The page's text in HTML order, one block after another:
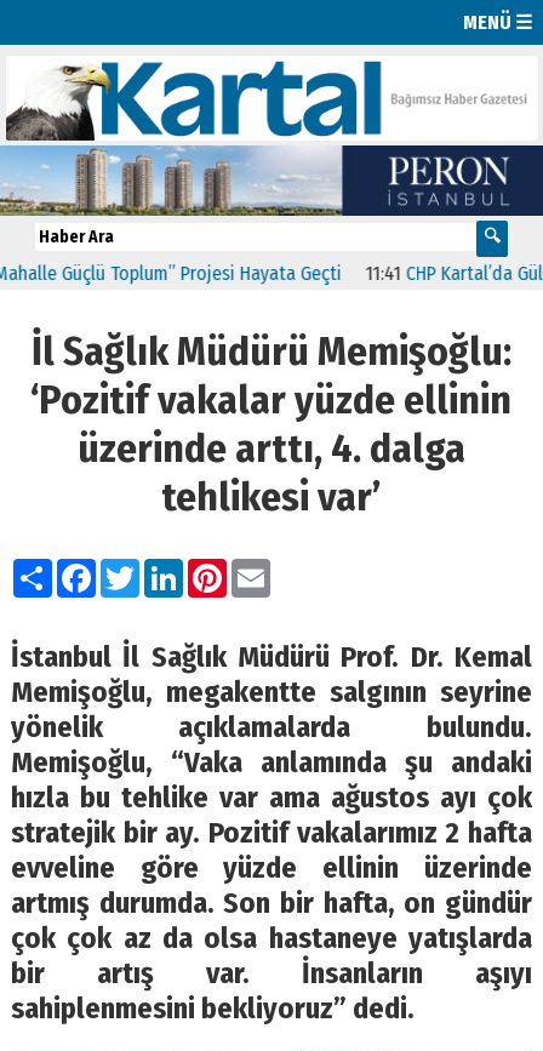
MENÜ ☰
Güçlü Toplum” Projesi Hayata Geçti 11:41 CHP Kartal’da Gülşen
İl Sağlık Müdürü Memişoğlu:
‘Pozitif vakalar yüzde ellinin
üzerinde arttı, 4. dalga
tehlikesi var’
PaylaşFacebook
TwitterLinkedIn
Pinterest
Email
İstanbul İl Sağlık Müdürü Prof. Dr. Kemal
Memişoğlu, megakentte salgının seyrine
yönelik açıklamalarda bulundu.
Memişoğlu, “Vaka anlamında şu andaki
hızla bu tehlike var ama ağustos ayı çok
stratejik bir ay. Pozitif vakalarımız 2 hafta
evveline göre yüzde ellinin üzerinde
artmış durumda. Son bir hafta, on gündür
çok çok az da olsa hastaneye yatışlarda
bir artış var. İnsanların aşıyı
sahiplenmesini bekliyoruz” dedi.